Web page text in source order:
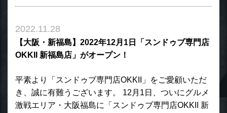
2022.11.28
【大阪・新福島】2022年12月1日「スンドゥブ専門店
OKKII 新福島店」がオープン！
平素より「スンドゥブ専門店OKKII」をご愛顧いただ
き、誠に有難うございます。 12月1日、ついにグルメ
激戦エリア・大阪福島に「スンドゥブ専門店OKKII 新